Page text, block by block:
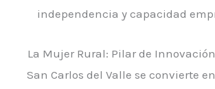
independencia y capacidad
La Mujer Rural: Pilar de
San Carlos del Valle se convierte